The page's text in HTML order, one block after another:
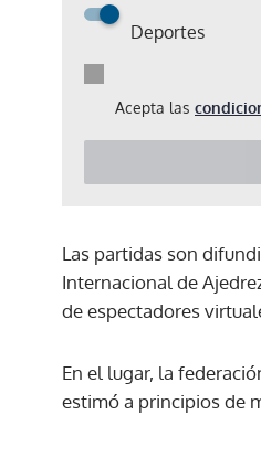
Deportes
Acepta las
Las partidas son
Internacional de
de espectadores
En el lugar, la
estimó a principios de